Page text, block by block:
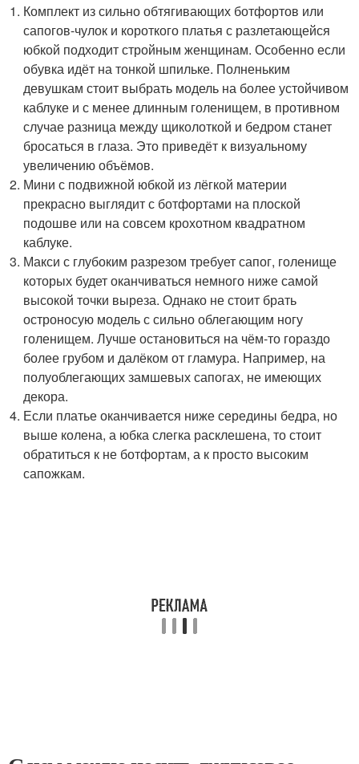
Комплект из сильно обтягивающих ботфортов или
сапогов-чулок и короткого платья с разлетающейся
юбкой подходит стройным женщинам. Особенно если
обувка идёт на тонкой шпильке. Полненьким
девушкам стоит выбрать модель на более устойчивом
каблуке и с менее длинным голенищем, в противном
случае разница между щиколоткой и бедром станет
бросаться в глаза. Это приведёт к визуальному
увеличению объёмов.
Мини с подвижной юбкой из лёгкой материи
прекрасно выглядит с ботфортами на плоской
подошве или на совсем крохотном квадратном
каблуке.
Макси с глубоким разрезом требует сапог, голенище
которых будет оканчиваться немного ниже самой
высокой точки выреза. Однако не стоит брать
остроносую модель с сильно облегающим ногу
голенищем. Лучше остановиться на чём-то гораздо
более грубом и далёком от гламура. Например, на
полуоблегающих замшевых сапогах, не имеющих
декора.
Если платье оканчивается ниже середины бедра, но
выше колена, а юбка слегка расклешена, то стоит
обратиться к не ботфортам, а к просто высоким
сапожкам.